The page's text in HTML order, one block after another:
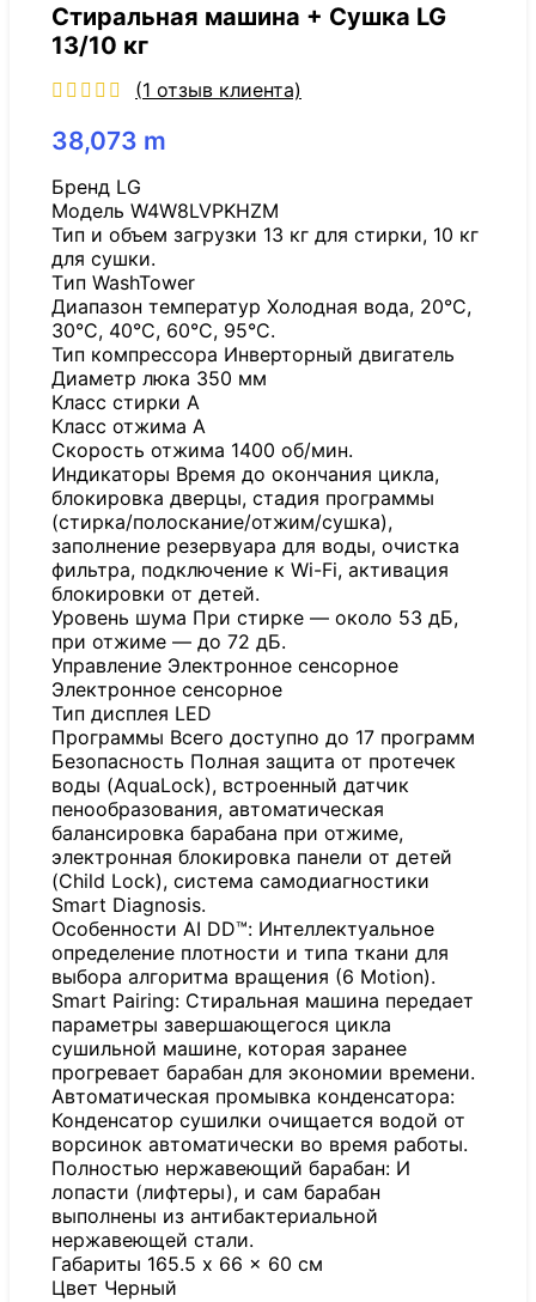
Стиральная машина + Сушка LG
13/10 кг
(1 отзыв клиента)
38,073 m
Бренд LG
Модель W4W8LVPKHZM
Тип и объем загрузки 13 кг для стирки, 10 кг
для сушки.
Tип WashTower
Диапазон температур Холодная вода, 20°C,
30°C, 40°C, 60°C, 95°C.
Тип компрессора Инверторный двигатель
Диаметр люка 350 мм
Класс стирки A
Класс отжима A
Скорость отжима 1400 об/мин.
Индикаторы Время до окончания цикла,
блокировка дверцы, стадия программы
(стирка/полоскание/отжим/сушка),
заполнение резервуара для воды, очистка
фильтра, подключение к Wi-Fi, активация
блокировки от детей.
Уровень шума При стирке — около 53 дБ,
при отжиме — до 72 дБ.
Управление Электронное сенсорное
Электронное сенсорное
Тип дисплея LED
Программы Всего доступно до 17 программ
Безопасность Полная защита от протечек
воды (AquaLock), встроенный датчик
пенообразования, автоматическая
балансировка барабана при отжиме,
электронная блокировка панели от детей
(Child Lock), система самодиагностики
Smart Diagnosis.
Особенности AI DD™: Интеллектуальное
определение плотности и типа ткани для
выбора алгоритма вращения (6 Motion).
Smart Pairing: Стиральная машина передает
параметры завершающегося цикла
сушильной машине, которая заранее
прогревает барабан для экономии времени.
Автоматическая промывка конденсатора:
Конденсатор сушилки очищается водой от
ворсинок автоматически во время работы.
Полностью нержавеющий барабан: И
лопасти (лифтеры), и сам барабан
выполнены из антибактериальной
нержавеющей стали.
Габариты 165.5 x 66 x 60 см
Цвет Черный